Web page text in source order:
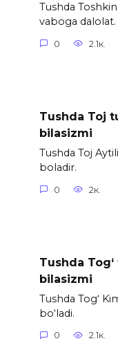
Tushda
vaboga dalolat.
0 2.1к.
Tushda Toj
bilasizmi
Tushda Toj
boladir.
0 2к.
Tushda
bilasizmi
Tushda Tog‘
bo‘ladi.
0 2.1к.